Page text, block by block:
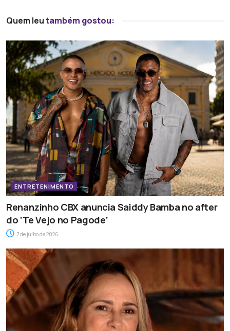
Quem leutambém gostou:
ENTRETENIMENTO
Renanzinho CBX anuncia Saiddy Bamba no after
do ‘Te Vejo no Pagode’
7 de julho de 2026